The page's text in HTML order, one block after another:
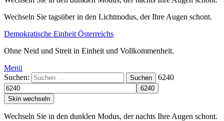
Wechseln Sie tagsüber in den Lichtmodus, der Ihre Augen schont.
Demokratische Einheit Österreichs
Ohne Neid und Streit in Einheit und Vollkommenheit.
Menü
Suchen:
Suchen 6240
Skin wechseln
Wechseln Sie in den dunklen Modus, der nachts Ihre Augen schont.